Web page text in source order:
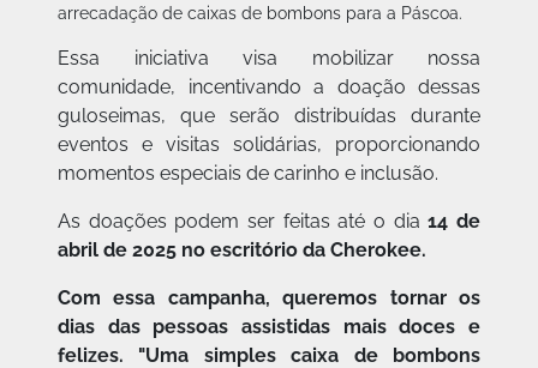
arrecadação de caixas de bombons para a Páscoa.
Essa iniciativa visa mobilizar nossa
comunidade, incentivando a doação dessas
guloseimas, que serão distribuídas durante
eventos e visitas solidárias, proporcionando
momentos especiais de carinho e inclusão.
As doações podem ser feitas até o dia14 de
abril de 2025 no escritório da Cherokee.
Com essa campanha, queremos tornar os
dias das pessoas assistidas mais doces e
felizes. "Uma simples caixa de bombons